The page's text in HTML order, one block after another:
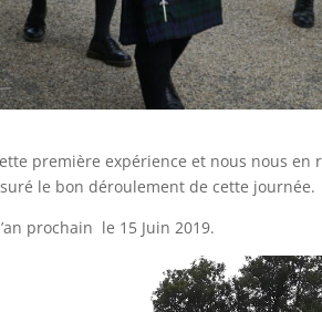
première expérience et nous nous en
le bon déroulement de cette journée.
prochain le 15 Juin 2019.